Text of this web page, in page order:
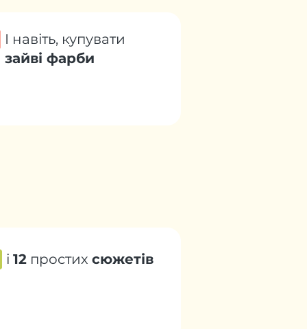
І навіть, купувати
зайві фарби
і 12 простих сюжетів